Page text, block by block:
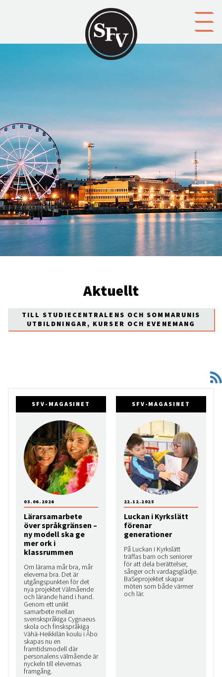
Aktuellt
TILL STUDIECENTRALENS OCH SOMMARUNIS
UTBILDNINGAR, KURSER OCH EVENEMANG
SFV-MAGASINET
Lärarsamarbete
över språkgränsen –
ny modell ska ge
mer ork i
klassrummen
Om lärarna mår bra, mår
eleverna bra. Det är
utgångspunkten för det
nya projektet Välmående
och lärande hand i hand.
Genom ett unikt
samarbete mellan
svenskspråkiga Cygnaeus
skola och finskspråkiga
Vähä-Heikkilän koulu i Åbo
skapas nu en
framtidsmodell där
personalens välmående är
nyckeln till elevernas
framgång.
03.06.2026
SFV-MAGASINET
Luckan i Kyrkslätt
förenar
generationer
På Luckan i Kyrkslätt
träffas barn och seniorer
för att dela berättelser,
sånger och vardagsglädje.
BaSeprojektet skapar
möten som både värmer
och lär.
22.12.2025